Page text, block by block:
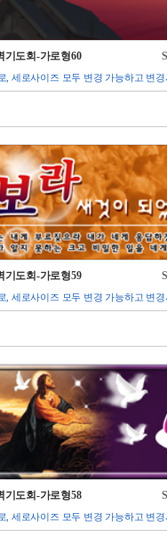
기도회-가로형60
, 세로사이즈 모두 변경 가능하고 변
기도회-가로형59
, 세로사이즈 모두 변경 가능하고 변
기도회-가로형58
, 세로사이즈 모두 변경 가능하고 변